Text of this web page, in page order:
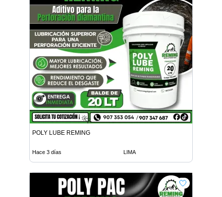
POLY LUBE REMING
Hace 3 días LIMA